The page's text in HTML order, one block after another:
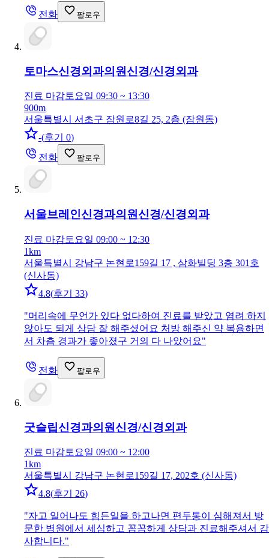
전화 팔로우
토마스신경외과의원신경/신경외과
진료 마감토요일 09:30 ~ 13:30
900m
서울특별시 서초구 잠원로8길 25, 2층 (잠원동)
-(후기 0)
전화
팔로우
서울브레인신경과의원신경/신경외과
진료 마감토요일 09:00 ~ 12:30
1km
서울특별시 강남구 논현로159길 17 , 삼화빌딩 3층 301호
(신사동)
4.8(후기 33)
"머리속에 무언가 있다 없다하여 진료를 받았고 염려 하지
않아도 되게 상담 잘 해주셨어요 처방 해주신 약 복용하면
서 차츰 경과가 좋아졌구 거의 다 나았어요"
전화 팔로우
굿슬립신경과의원신경/신경외과
진료 마감토요일 09:00 ~ 12:00
1km
서울특별시 강남구 논현로159길 17, 202호 (신사동)
4.8(후기 26)
"자고 일어나도 힘든일을 하고나면 편두통이 심해져서 방
문한 병원에서 세심하고 꼼꼼하게 상담과 진료해주셔서 감
사합니다."